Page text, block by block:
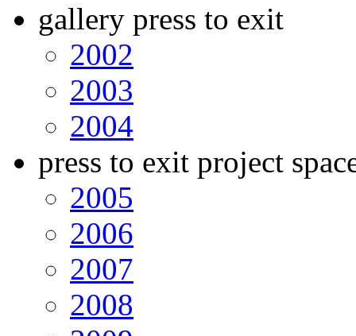
gallery press to exit
2002
2003
2004
press to exit project
2005
2006
2007
2008